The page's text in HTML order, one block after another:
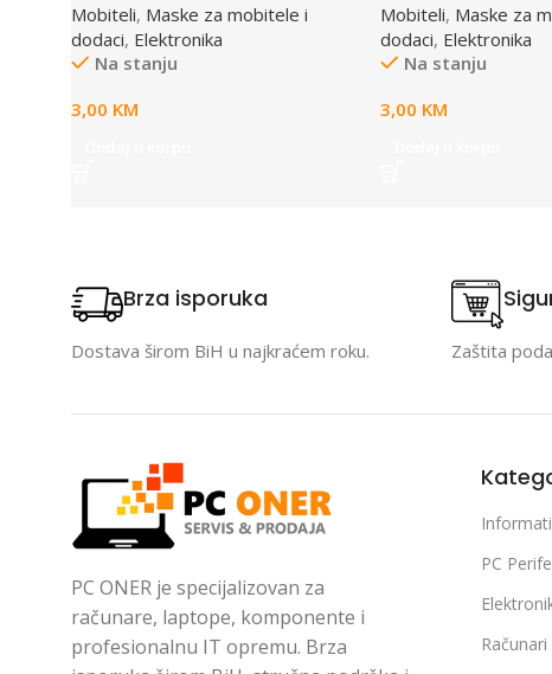
65x100mm
Mobiteli, Maske za mobitele i
dodaci, Elektronika
Na stanju
3,00 KM
65x100mm
Mobiteli, Maske za
dodaci, Elektronika
Na stanju
3,00 KM
Brza isporuka
Dostava širom BiH u najkraćem roku. Zaštita
PC ONER je specijalizovan za
računare, laptope, komponente i
profesionalnu IT opremu. Brza
PC
Računari